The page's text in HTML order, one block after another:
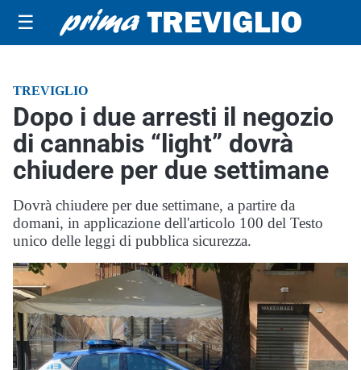
☰
TREVIGLIO
Dopo i due arresti il negozio
di cannabis “light” dovrà
chiudere per due settimane
Dovrà chiudere per due settimane, a partire da
domani, in applicazione dell'articolo 100 del Testo
unico delle leggi di pubblica sicurezza.